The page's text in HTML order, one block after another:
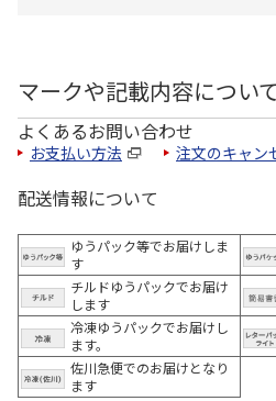
マークや記載内容につい
よくあるお問い合わせ
お支払い方法 注文のキャン
配送情報について
ゆうパック等でお届けしま
す
チルドゆうパックでお届け
します
冷凍ゆうパックでお届けし
ます。
佐川急便でのお届けとなり
ます